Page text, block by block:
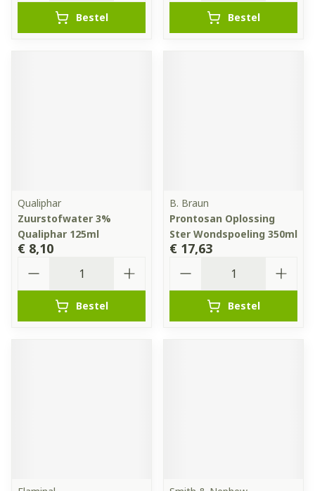
Bestel Bestel
Qualiphar
Zuurstofwater 3%
Qualiphar 125ml
€ 8,10
Bestel
B. Braun
Prontosan Oplossing
Ster Wondspoeling 350ml
€ 17,63
Bestel